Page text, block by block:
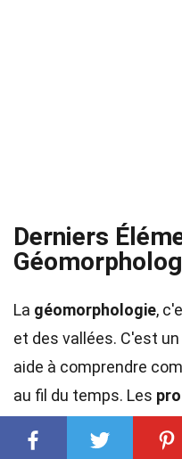
Derniers
La géomorphologie,
et des vallées. C'est
aide à comprendre
au fil du temps. Les
jouent un rôle crucial